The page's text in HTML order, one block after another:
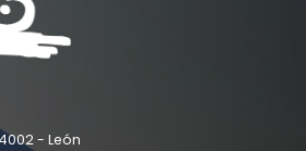
- León